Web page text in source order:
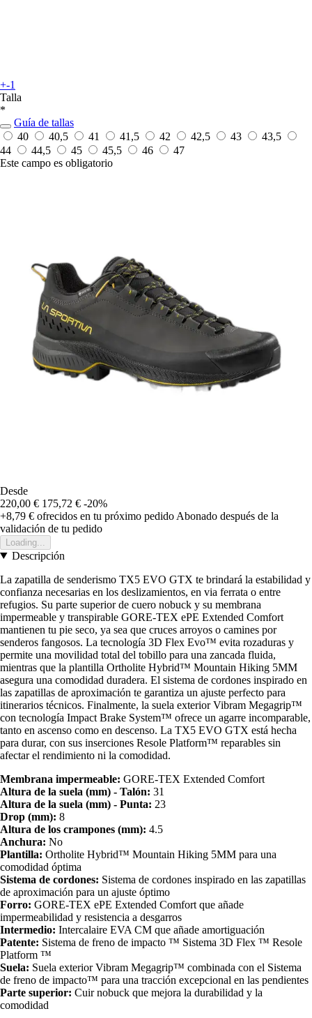
+-1
Talla
*
Guía de tallas
40
40,5 41 41,5 42 42,5 43
43,5
44
44,5 45 45,5 46
47
Este campo es obligatorio
Desde
220,00 € 175,72 € -20%
+8,79 € ofrecidos en tu próximo pedido Abonado después de la
validación de tu pedido
Loading...
Descripción
La zapatilla de senderismo TX5 EVO GTX te brindará la estabilidad y
confianza necesarias en los deslizamientos, en via ferrata o entre
refugios. Su parte superior de cuero nobuck y su membrana
impermeable y transpirable GORE-TEX ePE Extended Comfort
mantienen tu pie seco, ya sea que cruces arroyos o camines por
senderos fangosos. La tecnología 3D Flex Evo™ evita rozaduras y
permite una movilidad total del tobillo para una zancada fluida,
mientras que la plantilla Ortholite Hybrid™ Mountain Hiking 5MM
asegura una comodidad duradera. El sistema de cordones inspirado en
las zapatillas de aproximación te garantiza un ajuste perfecto para
itinerarios técnicos. Finalmente, la suela exterior Vibram Megagrip™
con tecnología Impact Brake System™ ofrece un agarre incomparable,
tanto en ascenso como en descenso. La TX5 EVO GTX está hecha
para durar, con sus inserciones Resole Platform™ reparables sin
afectar el rendimiento ni la comodidad.
Membrana impermeable: GORE-TEX Extended Comfort
Altura de la suela (mm) - Talón: 31
Altura de la suela (mm) - Punta: 23
Drop (mm): 8
Altura de los crampones (mm): 4.5
Anchura: No
Plantilla: Ortholite Hybrid™ Mountain Hiking 5MM para una
comodidad óptima
Sistema de cordones: Sistema de cordones inspirado en las zapatillas
de aproximación para un ajuste óptimo
Forro: GORE-TEX ePE Extended Comfort que añade
impermeabilidad y resistencia a desgarros
Intermedio: Intercalaire EVA CM que añade amortiguación
Patente: Sistema de freno de impacto ™ Sistema 3D Flex ™ Resole
Platform ™
Suela: Suela exterior Vibram Megagrip™ combinada con el Sistema
de freno de impacto™ para una tracción excepcional en las pendientes
Parte superior: Cuir nobuck que mejora la durabilidad y la
comodidad